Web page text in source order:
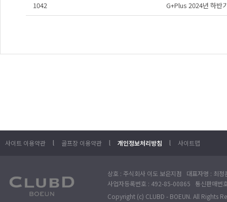
1042 G+Plus 2024년 하반
사이트 이용약관 l 골프장 이용약관 l 개인정보처리방침 l 사이트맵
상호 : 주식회사 이도 보은지점 대표자명 : 최
사업자등록번호 : 492-85-00865 통신판매
Copyright (c) CLUBD - BOEUN. All Rights